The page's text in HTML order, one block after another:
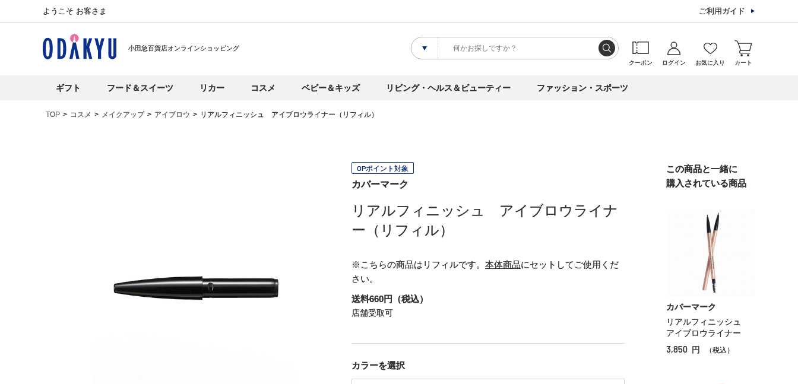
ようこそ お客さま ご利用ガイド
小田急百貨店オンラインショッピング
クーポン ログイン お気に入り カート
ギフト フード＆スイーツ リカー コスメ ベビー＆キッズ リビング・ヘルス＆ビューティー ファッション・スポーツ
TOP コスメ メイクアップ アイブロウ リアルフィニッシュ アイブロウライナー（リフィル）
OPポイント対象
カバーマーク
リアルフィニッシュ アイブロウライナ
ー（リフィル）
※こちらの商品はリフィルです。 本体商品にセットしてご使用くだ
さい。
送料660円（税込）
店舗受取可
カラーを選択
この商品と一緒に
購入されている商品
カバーマーク
リアルフィニッシュ
アイブロウライナー
3,850 円 （税込）